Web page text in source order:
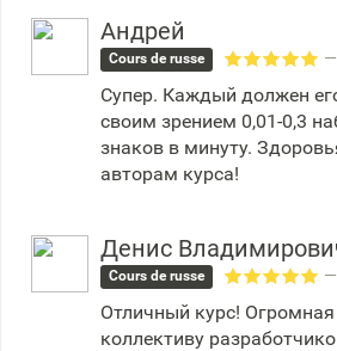
Андрей
Cours de russe —
Супер. Каждый должен
своим зрением 0,01-0,3
знаков в минуту.
авторам курса!
Денис
Cours de russe —
Отличный курс! Огромная
коллективу